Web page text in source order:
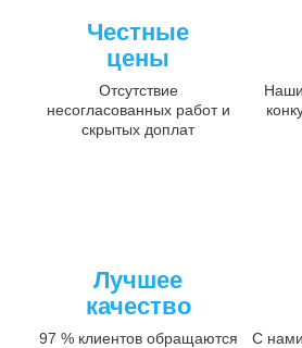
Честные
цены
Отсутствие
несогласованных работ и
скрытых доплат
Лучшее
качество
97 % клиентов обращаются
С